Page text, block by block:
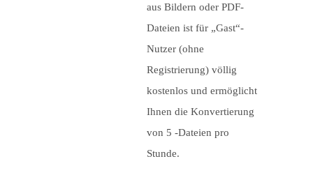
aus Bildern oder PDF-
Dateien ist für „Gast“-
Nutzer (ohne
Registrierung) völlig
kostenlos und ermöglicht
Ihnen die Konvertierung
von 5 -Dateien pro
Stunde.